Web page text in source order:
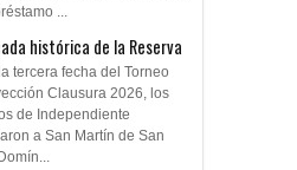
...
histórica de la Reserva
tercera fecha del Torneo
Clausura 2026, los
de Independiente
a San Martín de San